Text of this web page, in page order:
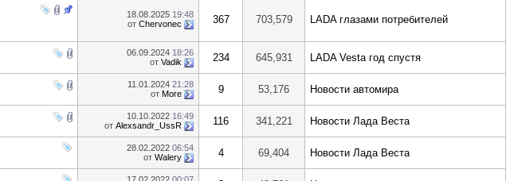
18.08.2025 19:48
от Chervonec 367 703,579 LADA глазами потребителей
06.09.2024 18:26
от Vadik 234 645,931 LADA Vesta год спустя
11.01.2024 21:28
от More 9 53,176 Новости автомира
10.10.2022 16:49
от Alexsandr_UssR 116 341,221 Новости Лада Веста
28.02.2022 06:54
от Walery 4 69,404 Новости Лада Веста